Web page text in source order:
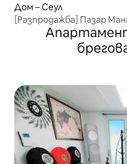
Дом – Сеул
[Разпродажба] Пазар
минути/Голямо